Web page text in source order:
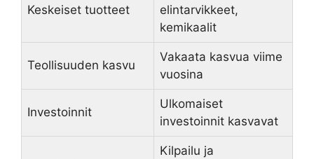
Keskeiset tuotteet
elintarvikkeet,
kemikaalit
Teollisuuden kasvu
Vakaata kasvua viime
vuosina
Investoinnit
Ulkomaiset
investoinnit kasvavat
Kilpailu ja